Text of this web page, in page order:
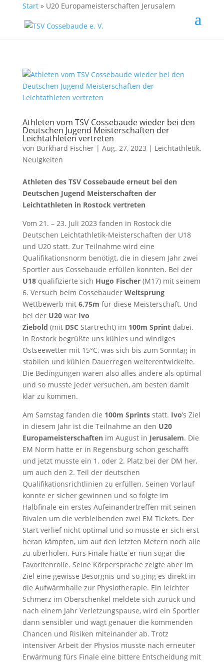
Start» U20 Europameisterschaften Jerusalem
Athleten vom TSV Cossebaude wieder bei den
Deutschen Jugend Meisterschaften der
Leichtathleten vertreten
von Burkhard Fischer| Aug. 27, 2023 | Leichtathletik,
Neuigkeiten
Athleten des TSV Cossebaude erneut bei den
Deutschen Jugend Meisterschaften der
Leichtathleten in Rostock vertreten
Vom 21. – 23. Juli 2023 fanden in Rostock die
Deutschen Leichtathletik-Meisterschaften der U18
und U20 statt. Zur Teilnahme wird eine
Qualifikationsnorm benötigt, die in diesem Jahr zwei
Sportler aus Cossebaude erfüllen konnten. Bei der
U18qualifizierte sich Hugo Fischer(M17) mit seinem
6. Versuch beim Cossebauder Weitsprung
Wettbewerb mit 6,75m für diese Meisterschaft. Und
bei der U20war Ivo
Ziebold (mit DSC Startrecht) im 100m Sprintdabei.
In Rostock begrüßte uns kühles und windiges
Ostseewetter mit 15°C, was sich bis zum Sonntag in
stabilen und kühlen Dauerregen weiterentwickelte.
Die Bedingungen waren also alles andere als optimal
und so musste jeder versuchen, am besten damit
klar zu kommen.
Am Samstag fanden die 100m Sprintsstatt. Ivo’s Ziel
in diesem Jahr ist die Teilnahme an den U20
Europameisterschaftenim August in Jerusalem. Die
EM Norm hatte er in Regensburg schon geschafft
und jetzt musste ein 1. oder 2. Platz bei der DM her,
um auch den 2. Teil der deutschen
Qualifikationsrichtlinien zu erfüllen. Seinen Vorlauf
konnte er sicher gewinnen und so folgte im
Halbfinale ein erstes Aufeinandertreffen mit seinen
Rivalen um die verbleibenden zwei EM Tickets. Der
Start verlief nicht optimal und so musste er sich erst
heran kämpfen, um auf den letzten Metern noch alle
zu überholen. Fürs Finale hatte er nun sogar die
Favoritenrolle. Seine Körpersprache zeigte aber im
Ziel eine gewisse Besorgnis und so ging es direkt in
die Aufwärmhalle zur Physiotherapie. Ein leichter
Schmerz im Oberschenkel meldete sich zurück und
nach einem Jahr Verletzungspause, wird ein Sportler
dann sensibler und wägt genauer die kommenden
Chancen und Risiken miteinander ab. Trotz
intensiver Arbeit der Physios musste nach erneuter
Erwärmung fürs Finale eine bittere Entscheidung mit